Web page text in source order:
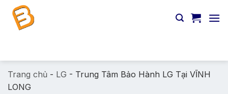
Chuyển
đến
Trang chủ - LG - Trung Tâm Bảo Hành LG Tại VĨNH
LONG